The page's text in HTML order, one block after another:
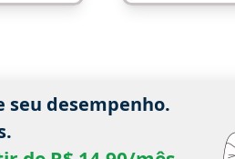
seu desempenho.